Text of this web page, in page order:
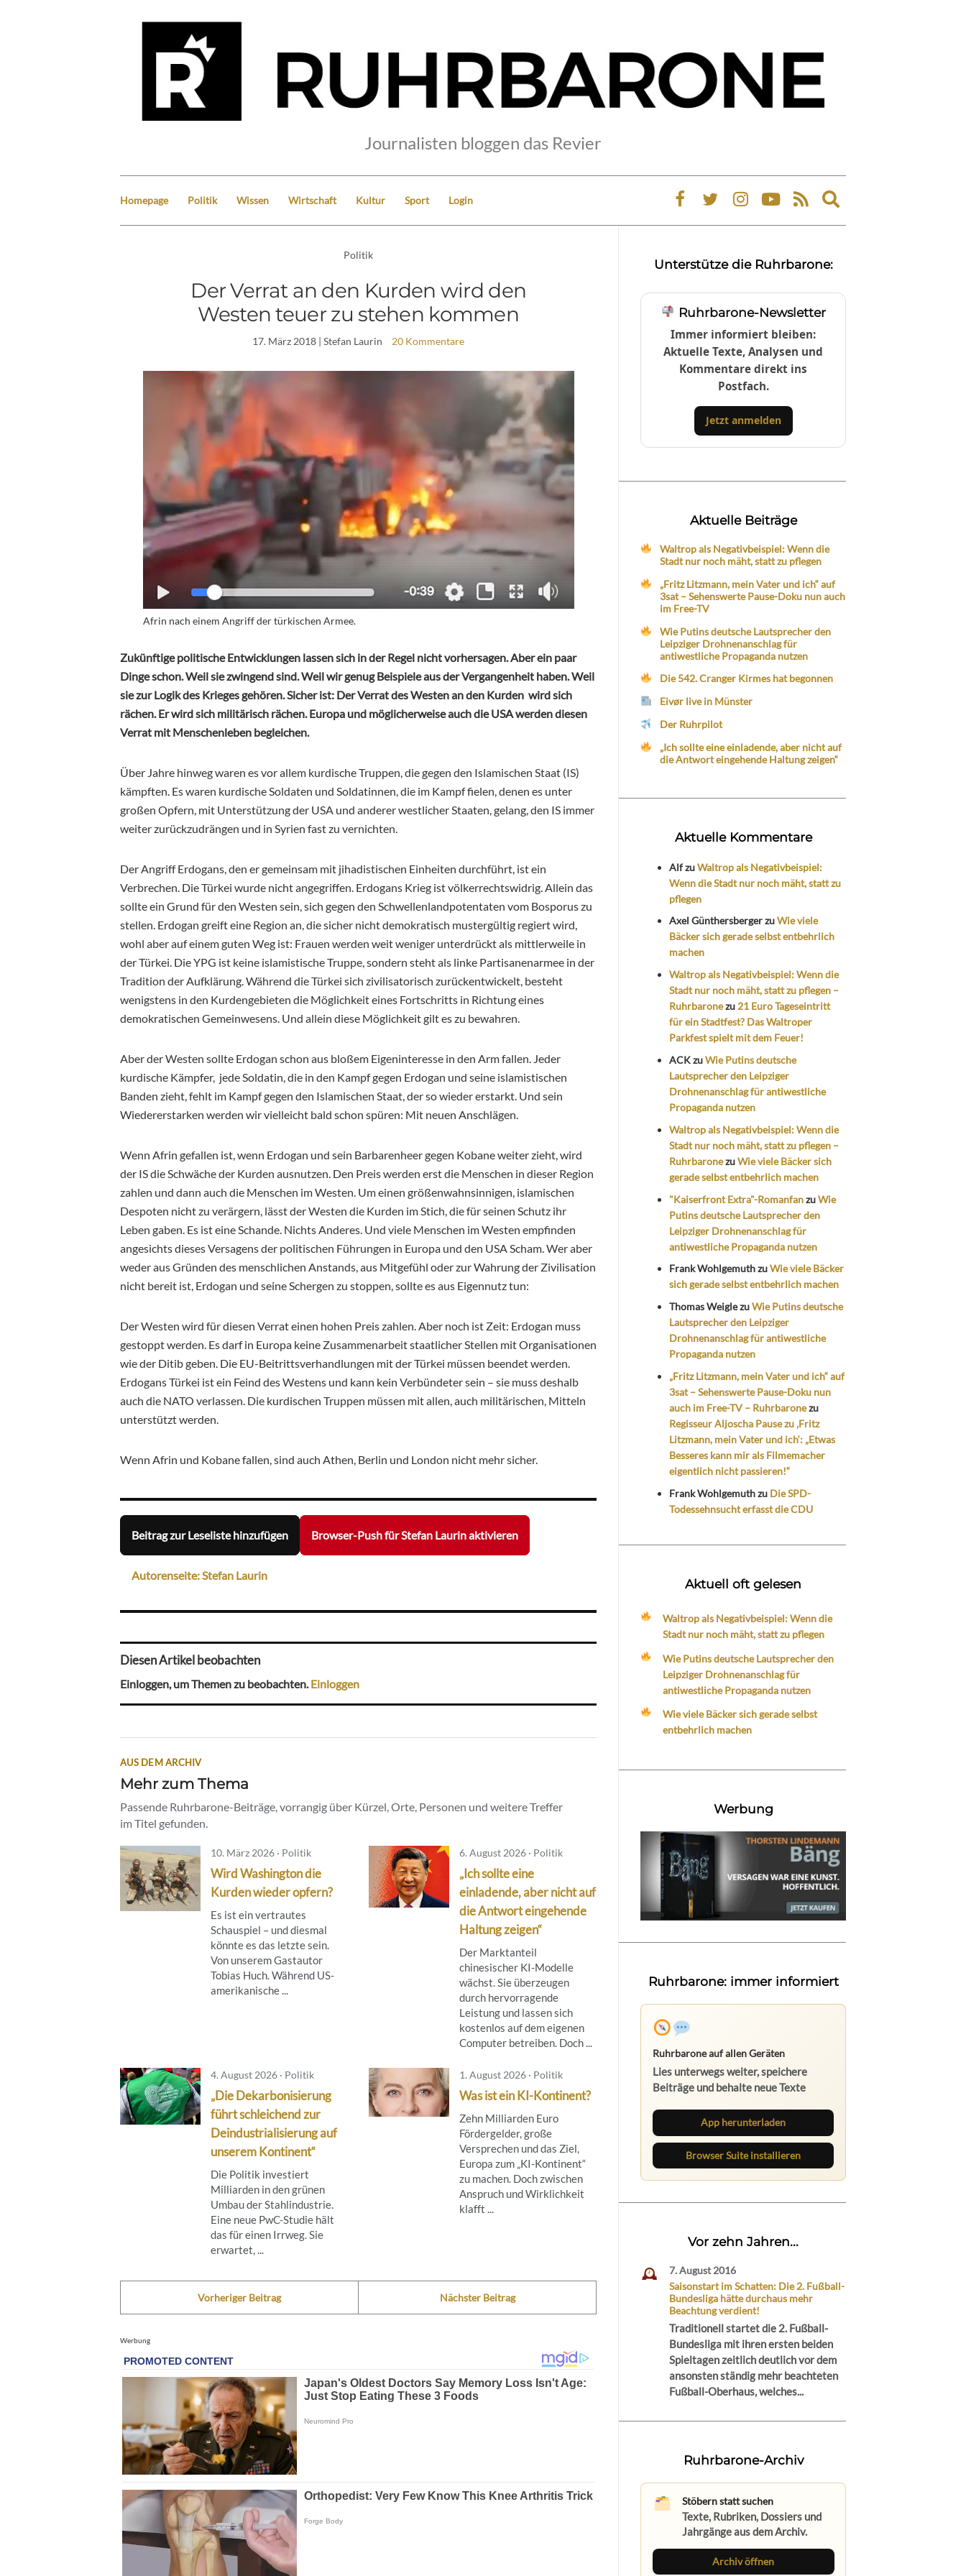
Journalisten bloggen das Revier
Homepage Politik Wissen Wirtschaft Kultur Sport Login
Expand
search
Politik
Der Verrat an den Kurden wird den
Westen teuer zu stehen kommen
17. März 2018 | Stefan Laurin 20 Kommentare
Afrin nach einem Angriff der türkischen Armee.
Zukünftige politische Entwicklungen lassen sich in der Regel nicht vorhersagen. Aber ein paar
Dinge schon. Weil sie zwingend sind. Weil wir genug Beispiele aus der Vergangenheit haben. Weil
sie zur Logik des Krieges gehören. Sicher ist: Der Verrat des Westen an den Kurden wird sich
rächen. Er wird sich militärisch rächen. Europa und möglicherweise auch die USA werden diesen
Verrat mit Menschenleben begleichen.
Über Jahre hinweg waren es vor allem kurdische Truppen, die gegen den Islamischen Staat (IS)
kämpften. Es waren kurdische Soldaten und Soldatinnen, die im Kampf fielen, denen es unter
großen Opfern, mit Unterstützung der USA und anderer westlicher Staaten, gelang, den IS immer
weiter zurückzudrängen und in Syrien fast zu vernichten.
Der Angriff Erdogans, den er gemeinsam mit jihadistischen Einheiten durchführt, ist ein
Verbrechen. Die Türkei wurde nicht angegriffen. Erdogans Krieg ist völkerrechtswidrig. Allein das
sollte ein Grund für den Westen sein, sich gegen den Schwellenlandpotentaten vom Bosporus zu
stellen. Erdogan greift eine Region an, die sicher nicht demokratisch mustergültig regiert wird,
wohl aber auf einem guten Weg ist: Frauen werden weit weniger unterdrückt als mittlerweile in
der Türkei. Die YPG ist keine islamistische Truppe, sondern steht als linke Partisanenarmee in der
Tradition der Aufklärung. Während die Türkei sich zivilisatorisch zurückentwickelt, besteht
wenigstens in den Kurdengebieten die Möglichkeit eines Fortschritts in Richtung eines
demokratischen Gemeinwesens. Und allein diese Möglichkeit gilt es zu bewahren.
Aber der Westen sollte Erdogan schon aus bloßem Eigeninteresse in den Arm fallen. Jeder
kurdische Kämpfer, jede Soldatin, die in den Kampf gegen Erdogan und seine islamistischen
Banden zieht, fehlt im Kampf gegen den Islamischen Staat, der so wieder erstarkt. Und sein
Wiedererstarken werden wir vielleicht bald schon spüren: Mit neuen Anschlägen.
Wenn Afrin gefallen ist, wenn Erdogan und sein Barbarenheer gegen Kobane weiter zieht, wird
der IS die Schwäche der Kurden ausnutzen. Den Preis werden erst die Menschen in dieser Region
zahlen und dann auch die Menschen im Westen. Um einen größenwahnsinnigen, islamischen
Despoten nicht zu verärgern, lässt der Westen die Kurden im Stich, die für seinen Schutz ihr
Leben gaben. Es ist eine Schande. Nichts Anderes. Und viele Menschen im Westen empfinden
angesichts dieses Versagens der politischen Führungen in Europa und den USA Scham. Wer aber
weder aus Gründen des menschlichen Anstands, aus Mitgefühl oder zur Wahrung der Zivilisation
nicht bereit ist, Erdogan und seine Schergen zu stoppen, sollte es aus Eigennutz tun:
Der Westen wird für diesen Verrat einen hohen Preis zahlen. Aber noch ist Zeit: Erdogan muss
gestoppt werden. Es darf in Europa keine Zusammenarbeit staatlicher Stellen mit Organisationen
wie der Ditib geben. Die EU-Beitrittsverhandlungen mit der Türkei müssen beendet werden.
Erdogans Türkei ist ein Feind des Westens und kann kein Verbündeter sein – sie muss deshalb
auch die NATO verlassen. Die kurdischen Truppen müssen mit allen, auch militärischen, Mitteln
unterstützt werden.
Wenn Afrin und Kobane fallen, sind auch Athen, Berlin und London nicht mehr sicher.
Beitrag zur Leseliste hinzufügen Browser-Push für Stefan Laurin aktivieren
Autorenseite: Stefan Laurin
Diesen Artikel beobachten
Einloggen, um Themen zu beobachten.Einloggen
AUS DEM ARCHIV
Mehr zum Thema
Passende Ruhrbarone-Beiträge, vorrangig über Kürzel, Orte, Personen und weitere Treffer
im Titel gefunden.
10. März 2026 · Politik
Wird Washington die
Kurden wieder opfern?
Es ist ein vertrautes
Schauspiel – und diesmal
könnte es das letzte sein.
Von unserem Gastautor
Tobias Huch. Während US-
amerikanische ...
6. August 2026 · Politik
„Ich sollte eine
einladende, aber nicht auf
die Antwort eingehende
Haltung zeigen“
Der Marktanteil
chinesischer KI-Modelle
wächst. Sie überzeugen
durch hervorragende
Leistung und lassen sich
kostenlos auf dem eigenen
Computer betreiben. Doch ...
4. August 2026 · Politik
„Die Dekarbonisierung
führt schleichend zur
Deindustrialisierung auf
unserem Kontinent“
Die Politik investiert
Milliarden in den grünen
Umbau der Stahlindustrie.
Eine neue PwC-Studie hält
das für einen Irrweg. Sie
erwartet, ...
1. August 2026 · Politik
Was ist ein KI-Kontinent?
Zehn Milliarden Euro
Fördergelder, große
Versprechen und das Ziel,
Europa zum „KI-Kontinent“
zu machen. Doch zwischen
Anspruch und Wirklichkeit
klafft ...
Vorheriger Beitrag Nächster Beitrag
Werbung
Unterstütze die Ruhrbarone:
Ruhrbarone-Newsletter
Immer informiert bleiben:
Aktuelle Texte, Analysen und
Kommentare direkt ins
Postfach.
Jetzt anmelden
Aktuelle Beiträge
Waltrop als Negativbeispiel: Wenn die
Stadt nur noch mäht, statt zu pflegen
„Fritz Litzmann, mein Vater und ich“ auf
3sat – Sehenswerte Pause-Doku nun auch
im Free-TV
Wie Putins deutsche Lautsprecher den
Leipziger Drohnenanschlag für
antiwestliche Propaganda nutzen
Die 542. Cranger Kirmes hat begonnen
Eivør live in Münster
Der Ruhrpilot
„Ich sollte eine einladende, aber nicht auf
die Antwort eingehende Haltung zeigen“
Aktuelle Kommentare
AlfzuWaltrop als Negativbeispiel:
Wenn die Stadt nur noch mäht, statt zu
pflegen
Axel GünthersbergerzuWie viele
Bäcker sich gerade selbst entbehrlich
machen
Waltrop als Negativbeispiel: Wenn die
Stadt nur noch mäht, statt zu pflegen –
Ruhrbaronezu 21 Euro Tageseintritt
für ein Stadtfest? Das Waltroper
Parkfest spielt mit dem Feuer!
ACKzuWie Putins deutsche
Lautsprecher den Leipziger
Drohnenanschlag für antiwestliche
Propaganda nutzen
Waltrop als Negativbeispiel: Wenn die
Stadt nur noch mäht, statt zu pflegen –
RuhrbaronezuWie viele Bäcker sich
gerade selbst entbehrlich machen
"Kaiserfront Extra"-RomanfanzuWie
Putins deutsche Lautsprecher den
Leipziger Drohnenanschlag für
antiwestliche Propaganda nutzen
Frank WohlgemuthzuWie viele Bäcker
sich gerade selbst entbehrlich machen
Thomas WeiglezuWie Putins deutsche
Lautsprecher den Leipziger
Drohnenanschlag für antiwestliche
Propaganda nutzen
„Fritz Litzmann, mein Vater und ich“ auf
3sat – Sehenswerte Pause-Doku nun
auch im Free-TV – Ruhrbaronezu
Regisseur Aljoscha Pause zu ‚Fritz
Litzmann, mein Vater und ich‘: „Etwas
Besseres kann mir als Filmemacher
eigentlich nicht passieren!“
Frank Wohlgemuthzu Die SPD-
Todessehnsucht erfasst die CDU
Aktuell oft gelesen
Waltrop als Negativbeispiel: Wenn die
Stadt nur noch mäht, statt zu pflegen
Wie Putins deutsche Lautsprecher den
Leipziger Drohnenanschlag für
antiwestliche Propaganda nutzen
Wie viele Bäcker sich gerade selbst
entbehrlich machen
Werbung
Ruhrbarone: immer informiert
App herunterladen
Browser Suite installieren
Vor zehn Jahren...
7. August 2016
Saisonstart im Schatten: Die 2. Fußball-
Bundesliga hätte durchaus mehr
Beachtung verdient!
Traditionell startet die 2. Fußball-
Bundesliga mit ihren ersten beiden
Spieltagen zeitlich deutlich vor dem
ansonsten ständig mehr beachteten
Fußball-Oberhaus, welches...
Ruhrbarone-Archiv
Stöbern statt suchen
Texte, Rubriken, Dossiers und
Jahrgänge aus dem Archiv.
Archiv öffnen